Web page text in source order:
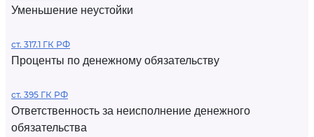
Уменьшение неустойки
ст. 317.1 ГК РФ
Проценты по денежному обязательству
ст. 395 ГК РФ
Ответственность за неисполнение денежного
обязательства